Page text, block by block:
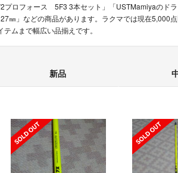
プロフォース 5F3 3本セット」「USTMamiyaの
」などの商品があります。ラクマでは現在5,000
ムまで幅広い品揃えです。
新品